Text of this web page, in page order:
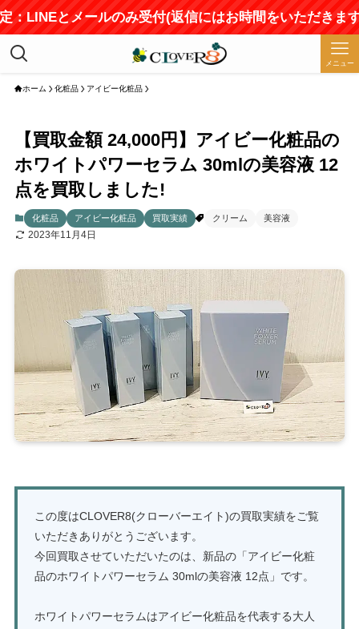
LINEとメールのみ受付(返信にはお時間をいただきます)
メニュー
ホーム 化粧品 アイビー化粧品
【買取金額 24,000円】アイビー化粧品の
ホワイトパワーセラム 30mlの美容液 12
点を買取しました!
化粧品 アイビー化粧品 買取実績 クリーム 美容液
2023年11月4日
この度はCLOVER8(クローバーエイト)の買取実績をご覧
いただきありがとうございます。
今回買取させていただいたのは、新品の「アイビー化粧
品のホワイトパワーセラム 30mlの美容液 12点」です。
ホワイトパワーセラムはアイビー化粧品を代表する大人